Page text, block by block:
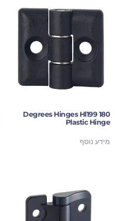
180 Degrees Hinges Hl199
Plastic Hinge
מידע נוסף